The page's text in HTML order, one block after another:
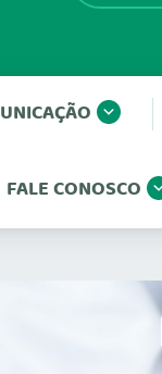
FALE CONOSCO